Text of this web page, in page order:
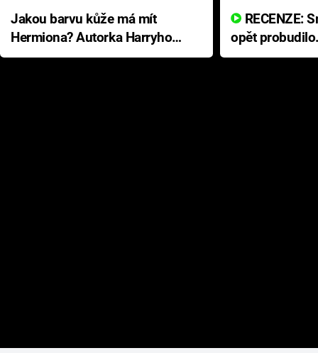
Jakou barvu kůže má mít
Hermiona? Autorka Harryho
Pottera přišla s ráznou
opět
přichází s